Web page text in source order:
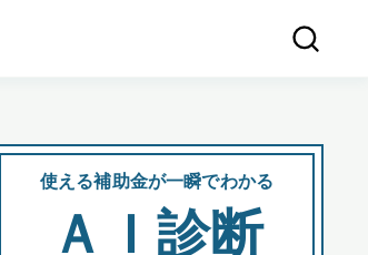
使える補助金が一瞬でわかる
ＡＩ診断